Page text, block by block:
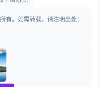
有。如需转载，请注明出处：